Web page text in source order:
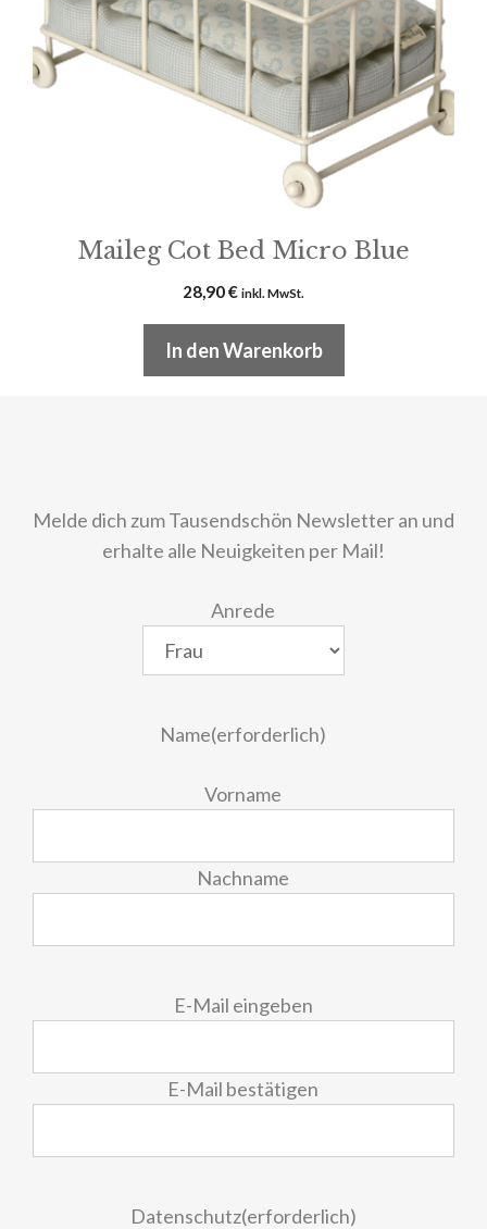
Maileg Cot Bed Micro Blue
28,90€ inkl. MwSt.
In den Warenkorb
Melde dich zum Tausendschön Newsletter an und
erhalte alle Neuigkeiten per Mail!
Anrede
Name(erforderlich)
Vorname
Nachname
E-Mail eingeben
E-Mail bestätigen
Datenschutz(erforderlich)